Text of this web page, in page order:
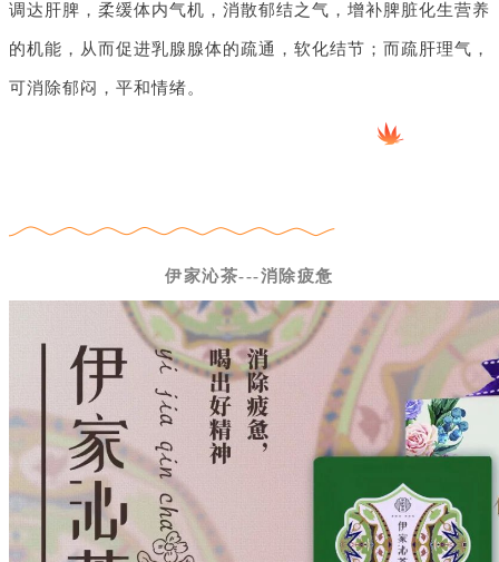
调达肝脾，柔缓体内气机，消散郁结之气，增补脾脏化生营养
的机能，从而促进乳腺腺体的疏通，软化结节；而疏肝理气，
可消除郁闷，平和情绪。
伊家沁茶---消除疲惫